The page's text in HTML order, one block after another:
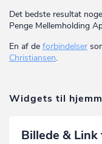
Det bedste resultat
Penge Mellemholding
En af de forbindelser
Christiansen.
Widgets til
Billede &